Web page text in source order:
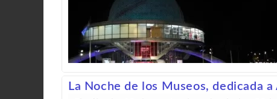
La Noche de los Museos, dedicada